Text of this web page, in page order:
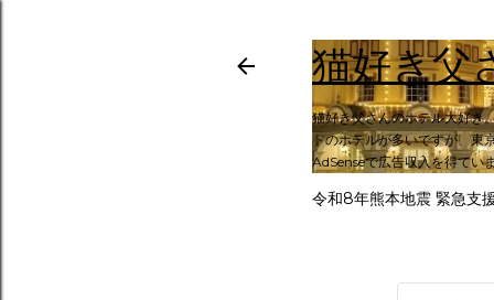
猫好き父
猫好き父さんのホテル大好き
トのホテルが多いですが、東
AdSenseで広告収入を得てい
令和8年熊本地震 緊急支